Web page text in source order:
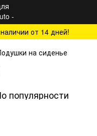
от 14 дней!
на сиденье
популярности